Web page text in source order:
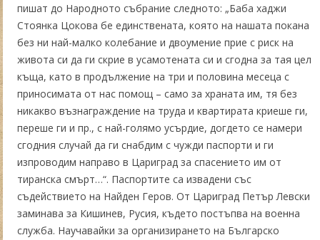
пишат до Народното събрание следното: „Баба хаджи
Стоянка Цокова бе единствената, която на нашата покана
без ни най-малко колебание и двоумение прие с риск на
живота си да ги скрие в усамотената си и сгодна за тая цел
къща, като в продължение на три и половина месеца с
приносимата от нас помощ – само за храната им, тя без
никакво възнаграждение на труда и квартирата криеше ги,
переше ги и пр., с най-голямо усърдие, догдето се намери
сгодния случай да ги снабдим с чужди паспорти и ги
изпроводим направо в Цариград за спасението им от
тиранска смърт…“. Паспортите са извадени със
съдействието на Найден Геров. От Цариград Петър Левски
заминава за Кишинев, Русия, където постъпва на военна
служба. Научавайки за организирането на Българско